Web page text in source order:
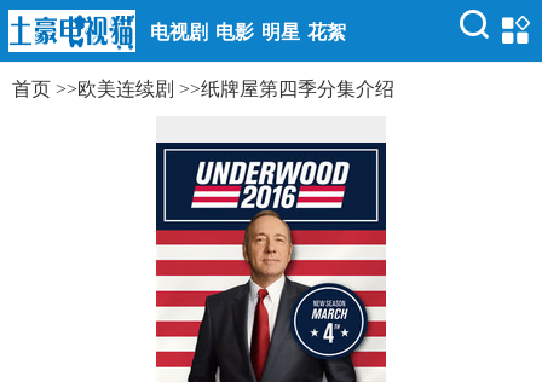
电视剧 电影 明星 花絮
首页 >>欧美连续剧 >>纸牌屋第四季分集介绍